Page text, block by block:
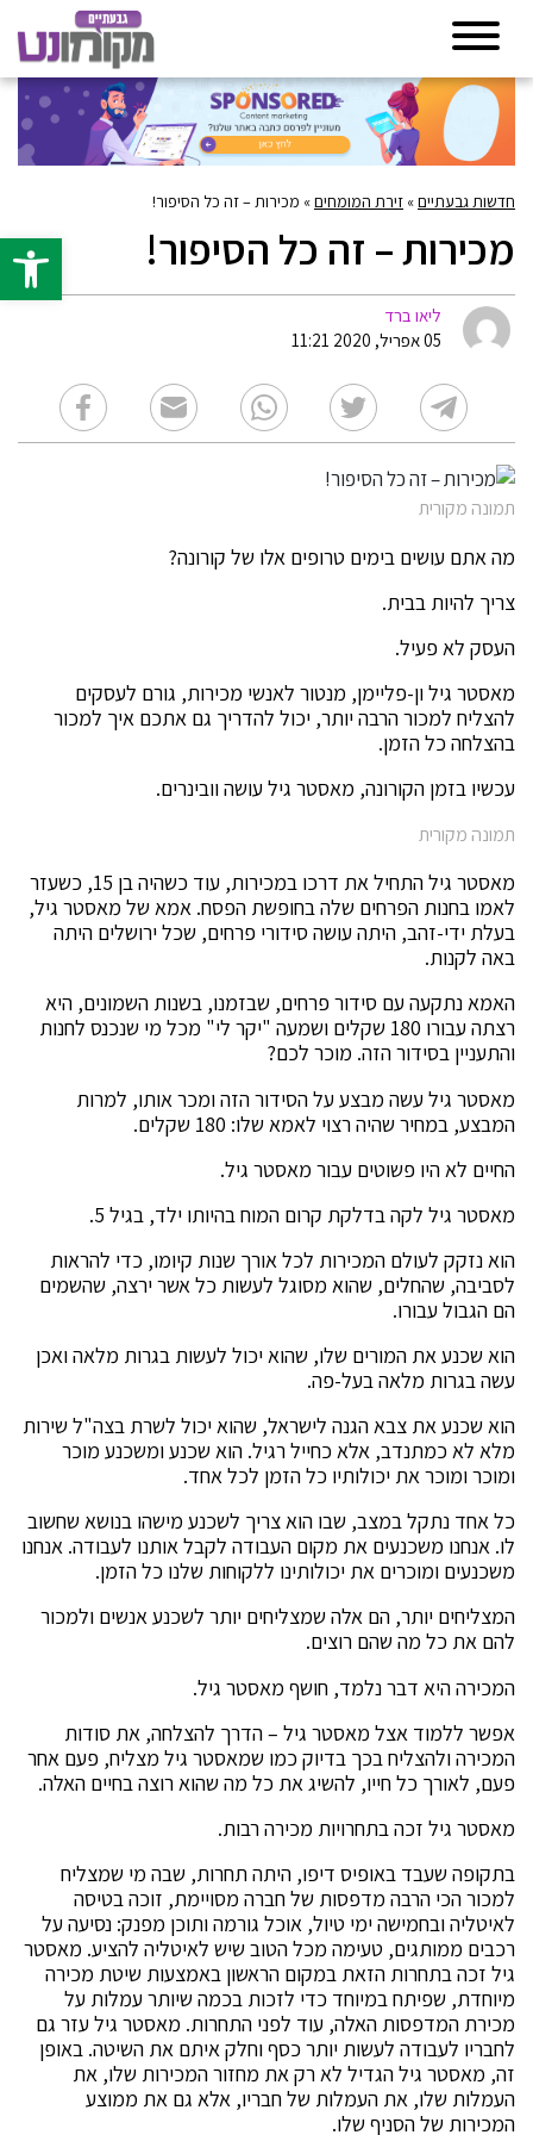
פתח
חדשות גבעתיים» זירת המומחים» מכירות – זה כל הסיפור!
מכירות – זה כל הסיפור!
ליאו ברד
05 אפריל, 2020 11:21
תמונה מקורית
מה אתם עושים בימים טרופים אלו של קורונה?
צריך להיות בבית.
העסק לא פעיל.
מאסטר גיל ון-פליימן, מנטור לאנשי מכירות, גורם לעסקים
להצליח למכור הרבה יותר, יכול להדריך גם אתכם איך למכור
בהצלחה כל הזמן.
עכשיו בזמן הקורונה, מאסטר גיל עושה וובינרים.
תמונה מקורית
מאסטר גיל התחיל את דרכו במכירות, עוד כשהיה בן 15, כשעזר
לאמו בחנות הפרחים שלה בחופשת הפסח. אמא של מאסטר גיל,
בעלת ידי-זהב, היתה עושה סידורי פרחים, שכל ירושלים היתה
באה לקנות.
האמא נתקעה עם סידור פרחים, שבזמנו, בשנות השמונים, היא
רצתה עבורו 180 שקלים ושמעה "יקר לי" מכל מי שנכנס לחנות
והתעניין בסידור הזה. מוכר לכם?
מאסטר גיל עשה מבצע על הסידור הזה ומכר אותו, למרות
המבצע, במחיר שהיה רצוי לאמא שלו: 180 שקלים.
החיים לא היו פשוטים עבור מאסטר גיל.
מאסטר גיל לקה בדלקת קרום המוח בהיותו ילד, בגיל 5.
הוא נזקק לעולם המכירות לכל אורך שנות קיומו, כדי להראות
לסביבה, שהחלים, שהוא מסוגל לעשות כל אשר ירצה, שהשמים
הם הגבול עבורו.
הוא שכנע את המורים שלו, שהוא יכול לעשות בגרות מלאה ואכן
עשה בגרות מלאה בעל-פה.
הוא שכנע את צבא הגנה לישראל, שהוא יכול לשרת בצה"ל שירות
מלא לא כמתנדב, אלא כחייל רגיל. הוא שכנע ומשכנע מוכר
ומוכר ומוכר את יכולותיו כל הזמן לכל אחד.
כל אחד נתקל במצב, שבו הוא צריך לשכנע מישהו בנושא שחשוב
לו. אנחנו משכנעים את מקום העבודה לקבל אותנו לעבודה. אנחנו
משכנעים ומוכרים את יכולותינו ללקוחות שלנו כל הזמן.
המצליחים יותר, הם אלה שמצליחים יותר לשכנע אנשים ולמכור
להם את כל מה שהם רוצים.
המכירה היא דבר נלמד, חושף מאסטר גיל.
אפשר ללמוד אצל מאסטר גיל – הדרך להצלחה, את סודות
המכירה ולהצליח בכך בדיוק כמו שמאסטר גיל מצליח, פעם אחר
פעם, לאורך כל חייו, להשיג את כל מה שהוא רוצה בחיים האלה.
מאסטר גיל זכה בתחרויות מכירה רבות.
בתקופה שעבד באופיס דיפו, היתה תחרות, שבה מי שמצליח
למכור הכי הרבה מדפסות של חברה מסויימת, זוכה בטיסה
לאיטליה ובחמישה ימי טיול, אוכל גורמה ותוכן מפנק: נסיעה על
רכבים ממותגים, טעימה מכל הטוב שיש לאיטליה להציע. מאסטר
גיל זכה בתחרות הזאת במקום הראשון באמצעות שיטת מכירה
מיוחדת, שפיתח במיוחד כדי לזכות בכמה שיותר עמלות על
מכירת המדפסות האלה, עוד לפני התחרות. מאסטר גיל עזר גם
לחבריו לעבודה לעשות יותר כסף וחלק איתם את השיטה. באופן
זה, מאסטר גיל הגדיל לא רק את מחזור המכירות שלו, את
העמלות שלו, את העמלות של חבריו, אלא גם את ממוצע
המכירות של הסניף שלו.